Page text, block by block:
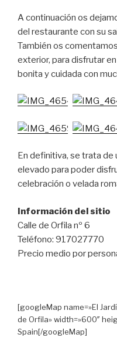
A continuación os
del restaurante con su
También os
exterior, para disfrutar
bonita y cuidada con
En definitiva, se trata de
elevado para poder
celebración o velada
Información del sitio
Calle de Orfila nº 6
Teléfono: 917027770
Precio medio por
[googleMap name=»El
de Orfila» width=»600″
Spain[/googleMap]